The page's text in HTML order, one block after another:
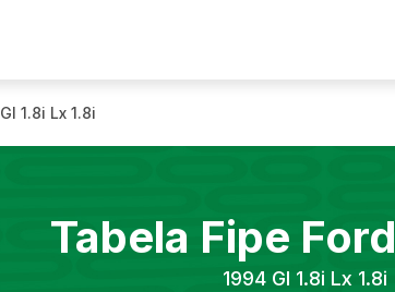
Gl 1.8i Lx 1.8i
Tabela Fipe Ford
1994 Gl 1.8i Lx 1.8i